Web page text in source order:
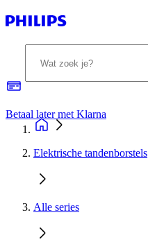
Betaal later met Klarna
Elektrische tandenborstels
Alle series